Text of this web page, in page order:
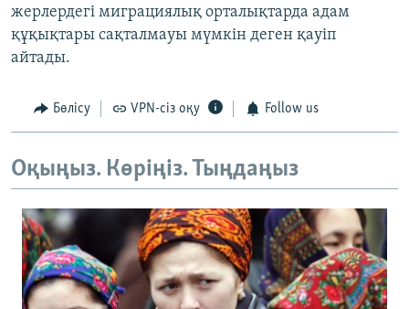
жерлердегі миграциялық орталықтарда адам
құқықтары сақталмауы мүмкін деген қауіп
айтады.
Бөлісу VPN-сіз оқу Follow us
Оқыңыз. Көріңіз. Тыңдаңыз